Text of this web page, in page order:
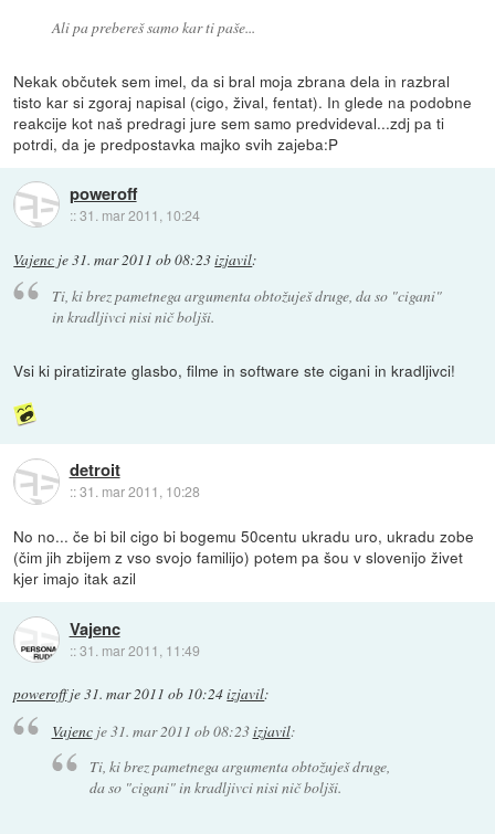
Ali pa prebereš samo kar ti paše...
Nekak občutek sem imel, da si bral moja zbrana dela in razbral
tisto kar si zgoraj napisal (cigo, žival, fentat). In glede na podobne
reakcije kot naš predragi jure sem samo predvideval...zdj pa ti
potrdi, da je predpostavka majko svih zajeba:P
poweroff
::31. mar 2011, 10:24
Vajenc je31. mar 2011 ob 08:23izjavil:
Ti, ki brez pametnega argumenta obtožuješ druge, da so "cigani"
in kradljivci nisi nič boljši.
Vsi ki piratizirate glasbo, filme in software ste cigani in kradljivci!
detroit
::31. mar 2011, 10:28
No no... če bi bil cigo bi bogemu 50centu ukradu uro, ukradu zobe
(čim jih zbijem z vso svojo familijo) potem pa šou v slovenijo živet
kjer imajo itak azil
Vajenc
::31. mar 2011, 11:49
poweroffje31. mar 2011 ob 10:24izjavil:
Vajencje31. mar 2011 ob 08:23izjavil:
Ti, ki brez pametnega argumenta obtožuješ druge,
da so "cigani" in kradljivci nisi nič boljši.